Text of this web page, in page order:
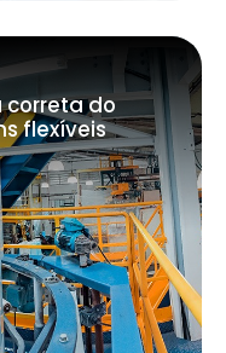
correta do
flexíveis